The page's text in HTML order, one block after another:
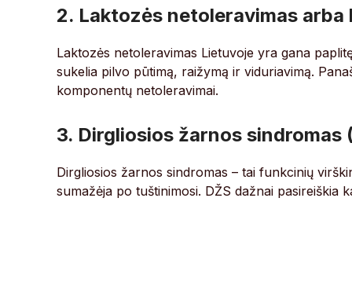
2. Laktozės netoleravimas
Laktozės netoleravimas Lietuvoje yra gana
sukelia pilvo pūtimą, raižymą ir viduriavimą.
komponentų netoleravimai.
3. Dirgliosios žarnos sindromas
Dirgliosios žarnos sindromas – tai funkcinių
sumažėja po tuštinimosi. DŽS dažnai pasireiškia